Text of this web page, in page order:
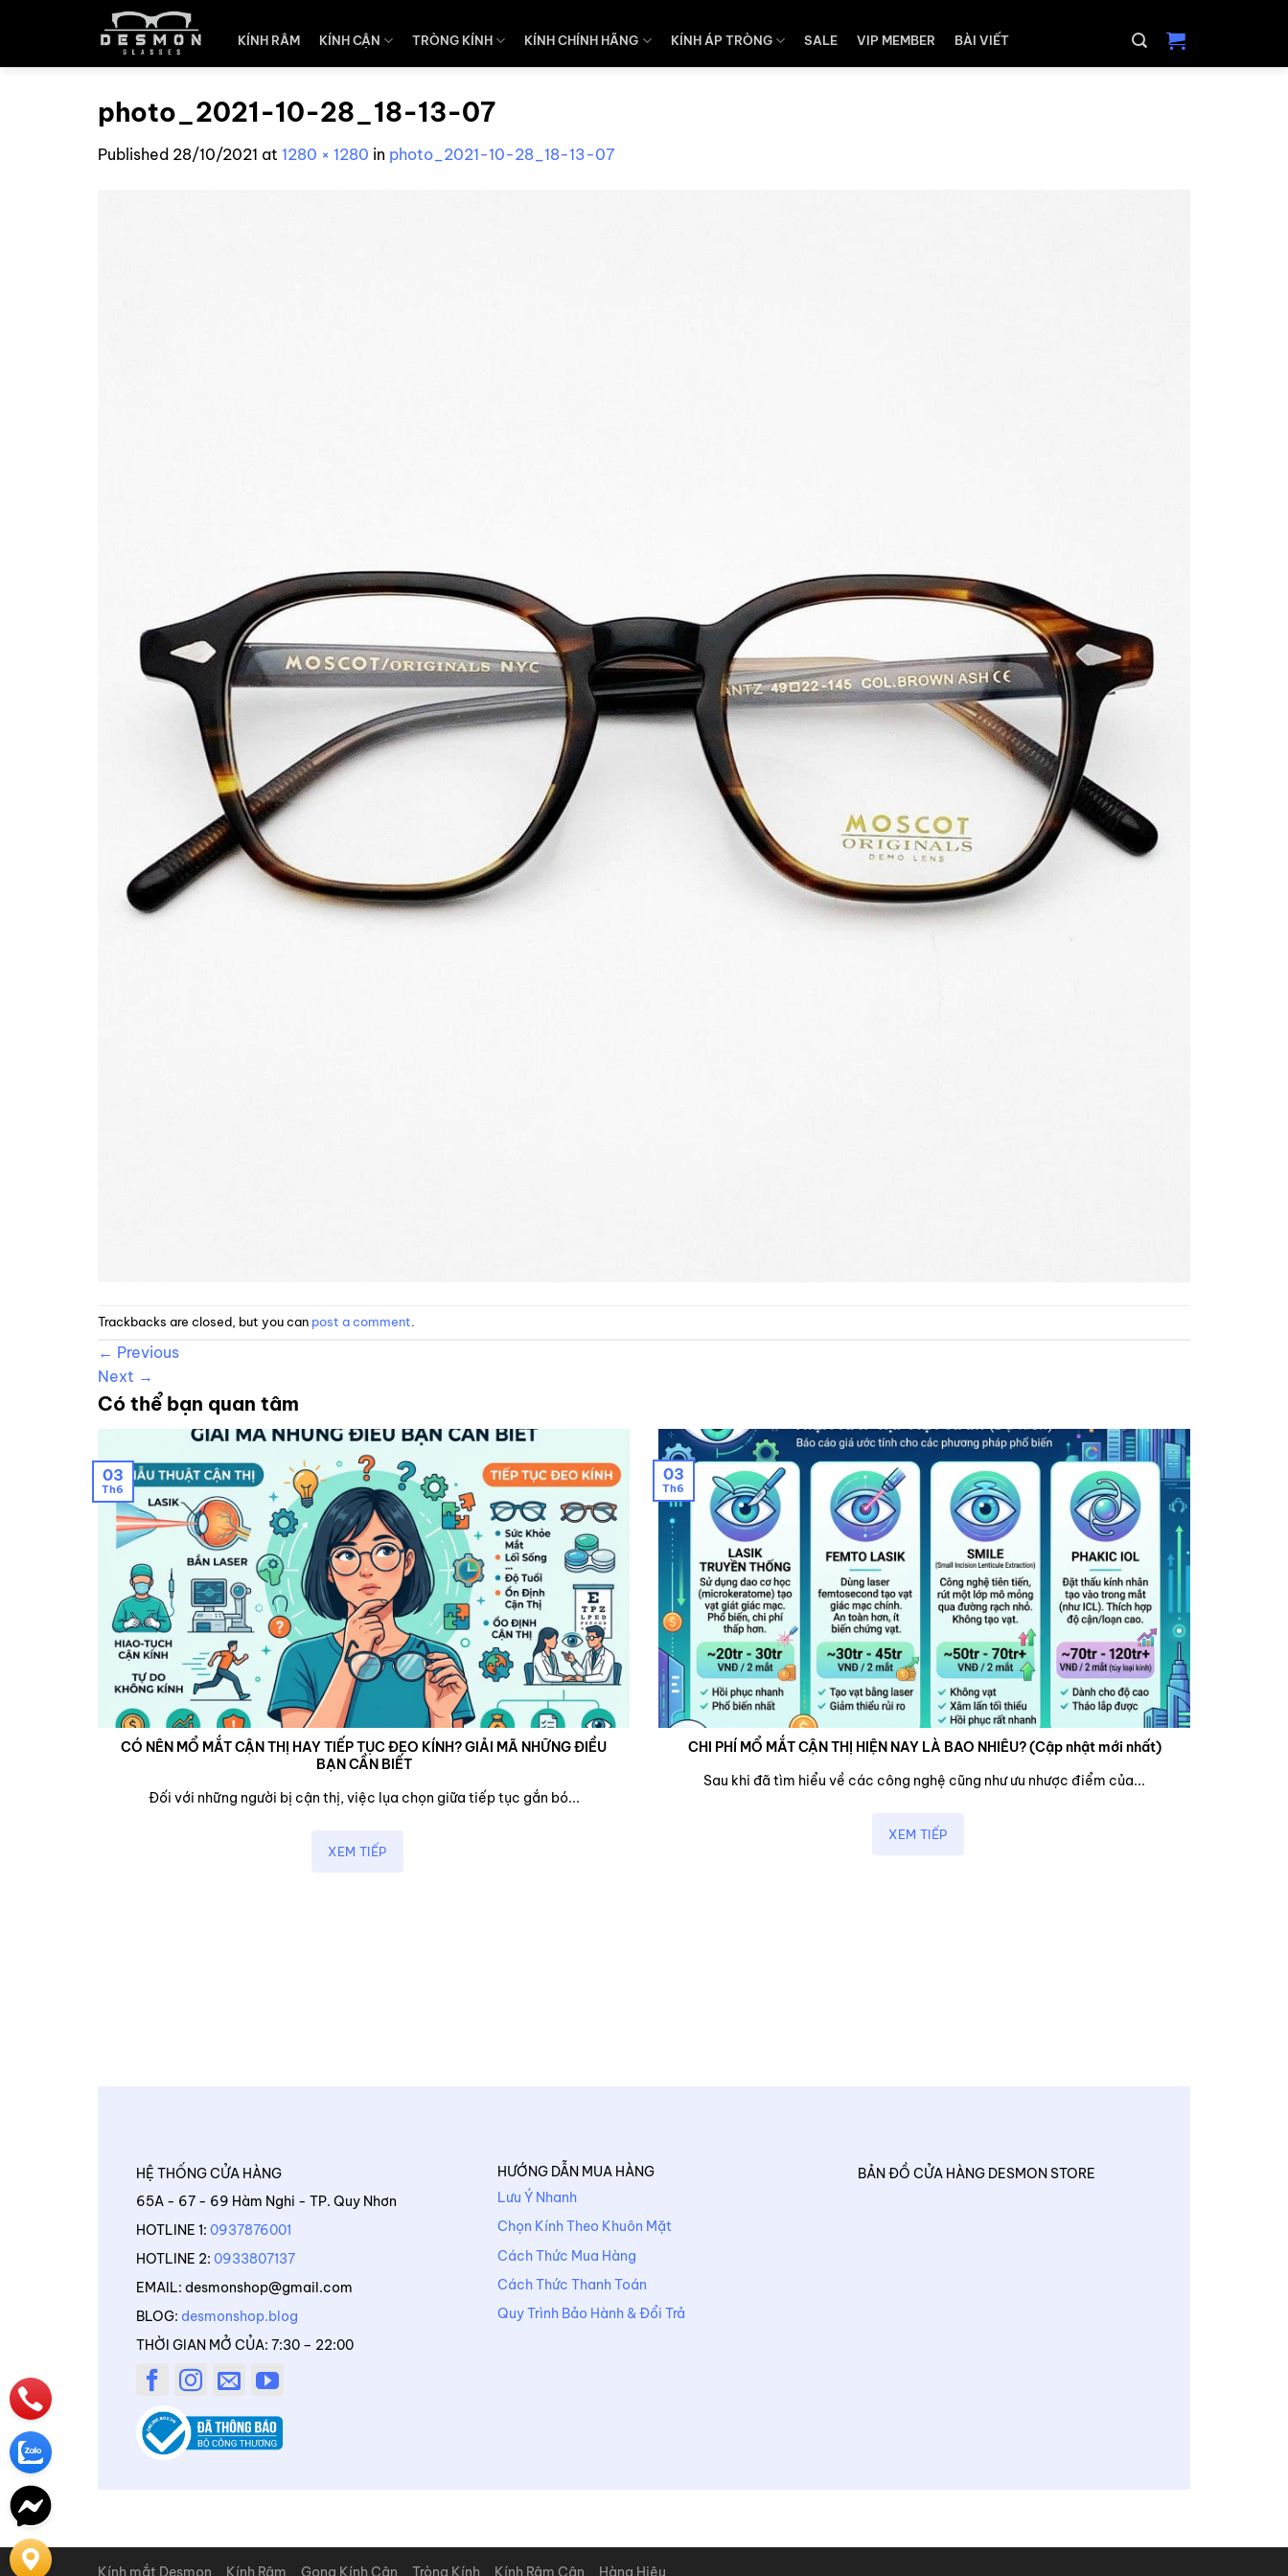
KÍNH RÂM KÍNH CẬN TRÒNG KÍNH KÍNH CHÍNH HÃNG KÍNH ÁP TRÒNG SALE VIP MEMBER BÀI VIẾT
photo_2021-10-28_18-13-07
Published 28/10/2021 at 1280 × 1280 in photo_2021-10-28_18-13-07
Trackbacks are closed, but you can post a comment
← Previous
Next →
Có thể bạn quan tâm
CÓ NÊN MỔ MẮT CẬN THỊ HAY TIẾP TỤC ĐEO KÍNH? GIẢI MÃ NHỮNG ĐIỀU
BẠN CẦN BIẾT
Đối với những người bị cận thị, việc lụa chọn giữa tiếp tục gắn bó...
XEM TIẾP
03
Th6
CHI PHÍ MỔ MẮT CẬN THỊ HIỆN NAY LÀ BAO NHIÊU? (Cập nhật mới nhất)
Sau khi đã tìm hiểu về các công nghệ cũng như ưu nhược điểm của...
XEM TIẾP
03
Th6
HỆ THỐNG CỬA HÀNG
65A - 67 - 69 Hàm Nghi - TP. Quy Nhơn
HOTLINE 1: 0937876001
HOTLINE 2: 0933807137
EMAIL: desmonshop@gmail.com
BLOG: desmonshop.blog
THỜI GIAN MỞ CỦA: 7:30 – 22:00
HƯỚNG DẪN MUA HÀNG
Lưu Ý Nhanh
Chọn Kính Theo Khuôn Mặt
Cách Thức Mua Hàng
Cách Thức Thanh Toán
Quy Trình Bảo Hành & Đổi Trả
BẢN ĐỒ CỬA HÀNG DESMON STORE
Kính mắt Desmon Kính Râm Gọng Kính Cận Tròng Kính Kính Râm Cận Hàng Hiệu